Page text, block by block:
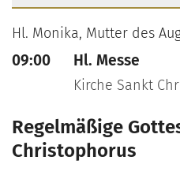
???msg.page.sr.date??? 27.
Hl. Monika, Mutter des
09:00 Hl. Messe
Kirche Sankt
Regelmäßige
Christophorus